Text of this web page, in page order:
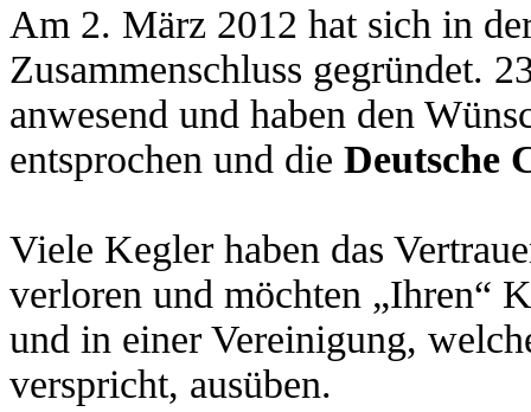
Am 2. März 2012 hat sich in
Zusammenschluss gegründet.
anwesend und haben den
entsprochen und die Deutsche
Viele Kegler haben das
verloren und möchten „Ihren“
und in einer Vereinigung,
verspricht, ausüben.